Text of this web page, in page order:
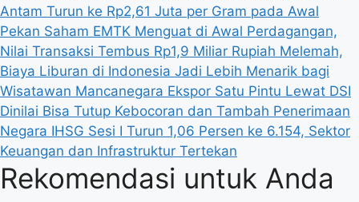
Antam Turun ke Rp2,61 Juta per Gram pada Awal
Pekan Saham EMTK Menguat di Awal Perdagangan,
Nilai Transaksi Tembus Rp1,9 Miliar Rupiah Melemah,
Biaya Liburan di Indonesia Jadi Lebih Menarik bagi
Wisatawan Mancanegara Ekspor Satu Pintu Lewat DSI
Dinilai Bisa Tutup Kebocoran dan Tambah Penerimaan
Negara IHSG Sesi I Turun 1,06 Persen ke 6.154, Sektor
Keuangan dan Infrastruktur Tertekan
Rekomendasi untuk Anda